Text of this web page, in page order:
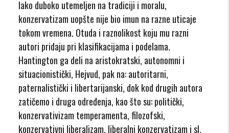
Iako duboko utemeljen na tradiciji i moralu,
konzervatizam uopšte nije bio imun na razne uticaje
tokom vremena. Otuda i raznolikost koju mu razni
autori pridaju pri klasifikacijama i podelama.
Hantington ga deli na aristokratski, autonomni i
situacionistički, Hejvud, pak na: autoritarni,
paternalistički i libertarijanski, dok kod drugih autora
zatičemo i druga određenja, kao što su: politički,
konzervativizam temperamenta, filozofski,
konzervativni liberalizam, liberalni konzervatizam i sl.